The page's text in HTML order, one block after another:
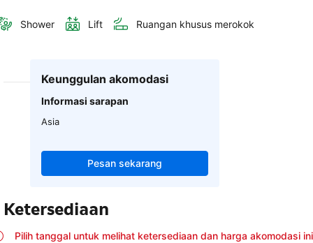
Shower Lift Ruangan khusus merokok
Keunggulan akomodasi
Informasi sarapan
Asia
Pesan sekarang
Ketersediaan
Pilih tanggal untuk melihat ketersediaan dan harga akomodasi ini